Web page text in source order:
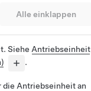
Alle einklappen
Siehe Antriebseinheit
.
die Antriebseinheit an